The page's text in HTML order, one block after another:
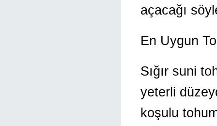
açacağı
En Uygun
Sığır suni
yeterli
koşulu